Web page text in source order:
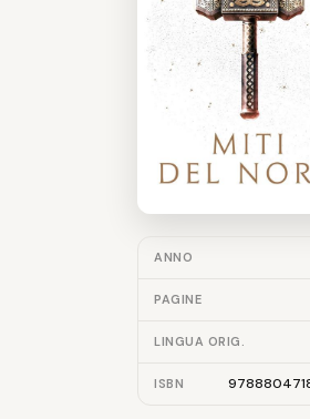
ANNO
PAGINE
LINGUA ORIG.
ISBN